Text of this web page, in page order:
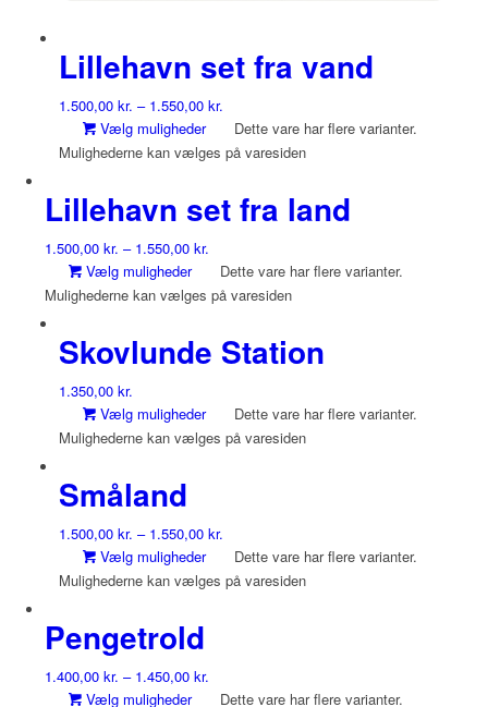
Lillehavn set fra vand
1.500,00 kr. – 1.550,00 kr.
Vælg muligheder
Dette vare har flere varianter.
Mulighederne kan vælges på varesiden
Lillehavn set fra land
1.500,00 kr. – 1.550,00 kr.
Vælg muligheder
Dette vare har flere varianter.
Mulighederne kan vælges på varesiden
Skovlunde Station
1.350,00 kr.
Vælg muligheder
Dette vare har flere varianter.
Mulighederne kan vælges på varesiden
Småland
1.500,00 kr. – 1.550,00 kr.
Vælg muligheder
Dette vare har flere varianter.
Mulighederne kan vælges på varesiden
Pengetrold
1.400,00 kr. – 1.450,00 kr.
Vælg muligheder
Dette vare har flere varianter.